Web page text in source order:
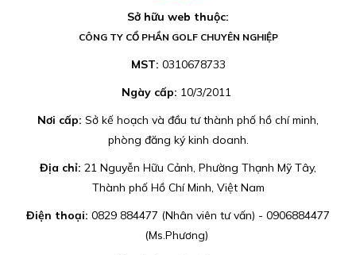
Sở hữu web thuộc:
CÔNG TY CỔ PHẦN GOLF CHUYÊN NGHIỆP
MST: 0310678733
Ngày cấp: 10/3/2011
Nơi cấp: Sở kế hoạch và đầu tư thành phố hồ chí minh,
phòng đăng ký kinh doanh.
Địa chỉ: 21 Nguyễn Hữu Cảnh, Phường Thạnh Mỹ Tây,
Thành phố Hồ Chí Minh, Việt Nam
Điện thoại: 0829 884477 (Nhân viên tư vấn) - 0906884477
(Ms.Phương)